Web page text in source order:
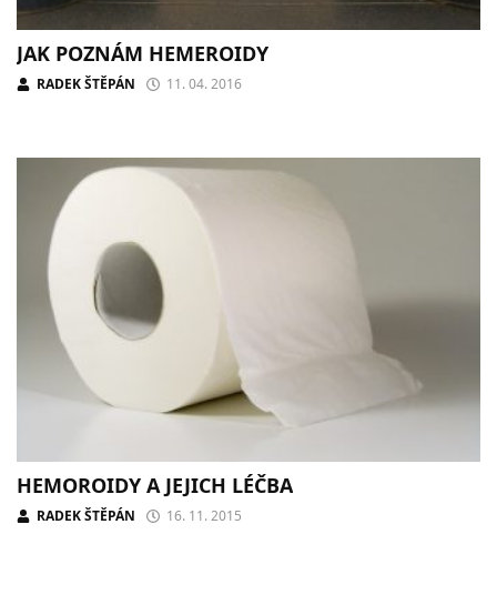
JAK POZNÁM HEMEROIDY
RADEK ŠTĚPÁN 11. 04. 2016
HEMOROIDY A JEJICH LÉČBA
RADEK ŠTĚPÁN 16. 11. 2015